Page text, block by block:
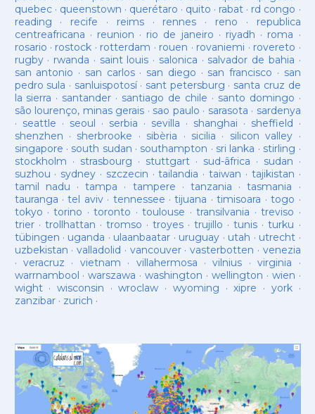
quebec· queenstown · querétaro · quito · rabat · rd congo ·
reading · recife · reims· rennes · reno · republica
centreafricana · reunion · rio de janeiro · riyadh · roma ·
rosario · rostock · rotterdam · rouen · rovaniemi · rovereto ·
rugby· rwanda · saint louis · salonica · salvador de bahia ·
san antonio · san carlos· san diego · san francisco · san
pedro sula · sanluispotosí· sant petersburg · santa cruz de
la sierra · santander · santiago de chile · santo domingo ·
são lourenço, minas gerais · sao paulo · sarasota · sardenya
· seattle · seoul · serbia · sevilla · shanghai · sheffield ·
shenzhen · sherbrooke · sibèria · sicilia · silicon valley ·
singapore · south sudan · southampton · sri lanka · stirling ·
stockholm · strasbourg · stuttgart· sud-âfrica · sudan ·
suzhou · sydney · szczecin ·tailandia ·taiwan · tajikistan ·
tamil nadu ·tampa · tampere · tanzania ·tasmania ·
tauranga ·tel aviv· tennessee ·tijuana ·timisoara ·togo ·
tokyo ·torino ·toronto ·toulouse ·transilvania ·treviso ·
trier· trollhattan · tromso · troyes·trujillo ·tunis ·turku ·
tübingen · uganda · ulaanbaatar · uruguay · utah · utrecht ·
uzbekistan · valladolid · vancouver· vasterbotten · venezia
· veracruz · vietnam · villahermosa ·vilnius ·virginia ·
warrnambool ·warszawa ·washington · wellington · wien ·
wight· wisconsin ·wroclaw · wyoming ·xipre · york·
zanzibar· zurich ·